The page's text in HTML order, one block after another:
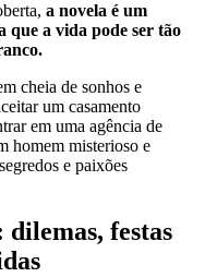
a novela é um
que a vida pode ser tão
cheia de sonhos e
um casamento
em uma agência de
homem misterioso e
e paixões
dilemas, festas